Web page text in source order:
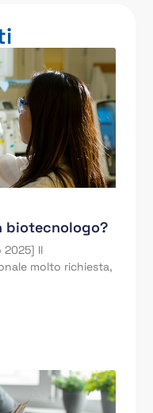
biotecnologo?
2025] Il
molto richiesta,